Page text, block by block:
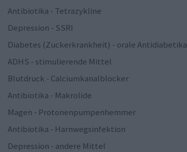
Antibiotika - Tetrazykline
Depression - SSRI
Diabetes (Zuckerkrankheit) - orale Antidiabetika
ADHS - stimulierende Mittel
Blutdruck - Calciumkanalblocker
Antibiotika - Makrolide
Magen - Protonenpumpenhemmer
Antibiotika - Harnwegsinfektion
Depression - andere Mittel